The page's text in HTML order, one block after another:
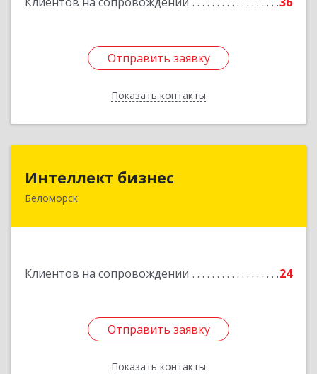
Отправить заявку
Показать контакты
Отправить заявку
Назад
Интеллект бизнес
Беломорск
Клиентов на сопровождении 24
Отправить заявку
Показать контакты
Отправить заявку
Назад